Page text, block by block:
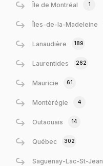
Île de Montréal 1
Îles-de-la-Madeleine
Lanaudière 189
Laurentides 262
Mauricie 61
Montérégie 4
Outaouais 14
Québec 302
Saguenay-Lac-St-Jean